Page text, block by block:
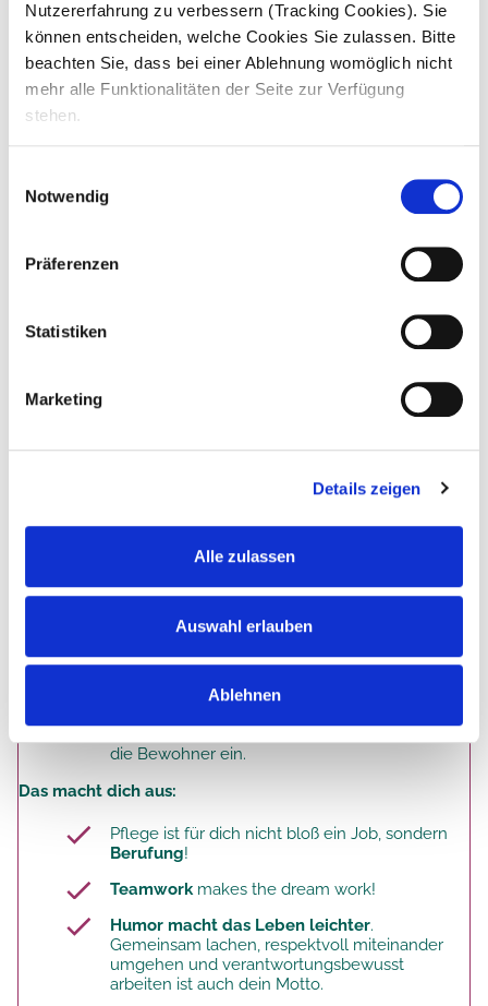
Nutzererfahrung zu verbessern (Tracking Cookies). Sie
können entscheiden, welche Cookies Sie zulassen. Bitte
beachten Sie, dass bei einer Ablehnung womöglich nicht
mehr alle Funktionalitäten der Seite zur Verfügung
stehen.
Notwendig
Präferenzen
Statistiken
Marketing
Details zeigen
Alle zulassen
Auswahl erlauben
Ablehnen
Nähen, Pflanzenpflege, gemeinsames
Kochen und Backen, gemeinsames Lesen
und Vorlesen, Musik hören und Musizieren,
Brett- und Kartenspiele
selbständigen Durchführen von
, Du
Du pflegst den Kontakt mit Angehörigen
Das bist du. Deine Qualifikation.
Du hast eine Qualifikation gemäßBetreuungsassistent
(Umfang 160 Stunden).
Deine Erfahrung im Bereich Altenpflege
sowie in der Betreuung von dementen
die Bewohner ein.
Das macht dich aus:
Pflege ist für dich nicht bloß ein Job, sondern
Berufung!
Teamwork makes the dream work!
Humor macht das Leben leichter.
Gemeinsam lachen, respektvoll miteinander
umgehen und verantwortungsbewusst
arbeiten ist auch dein Motto.